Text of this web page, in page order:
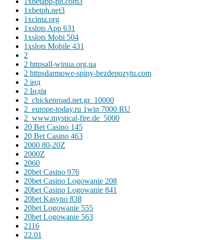
1xbetph.net3
1xcinta.org
1xslots App 631
1xslots Mobi 504
1xslots Mobile 431
2
2 httpsall-winua.org.ua
2 httpsdarmowe-spiny-bezdepozytu.com
2 інд
2 Індія
2_chickenroad.net.gr_10000
2_europe-today.ru 1win 7000 RU
2_www.mystical-fire.de_5000
20 Bet Casino 145
20 Bet Casino 463
2000 80-20Z
2000Z
2060
20bet Casino 976
20bet Casino Logowanie 208
20bet Casino Logowanie 841
20bet Kasyno 838
20bet Logowanie 555
20bet Logowanie 563
2116
22.01